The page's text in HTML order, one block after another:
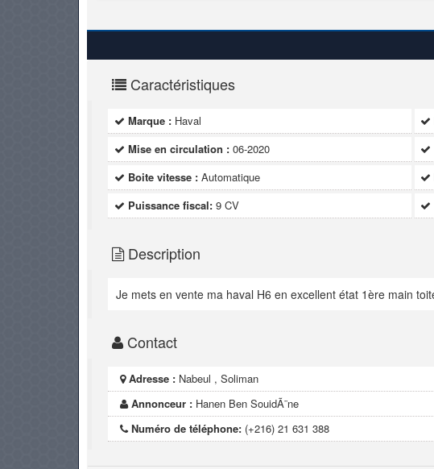
Caractéristiques
Marque : Haval
Mise en circulation : 06-2020
Boite vitesse : Automatique
Puissance fiscal: 9 CV
Description
Je mets en vente ma haval H6 en excellent état 1ère main
Contact
Adresse : Nabeul , Soliman
Annonceur : Hanen Ben SouidÃ¨ne
Numéro de téléphone: (+216) 21 631 388